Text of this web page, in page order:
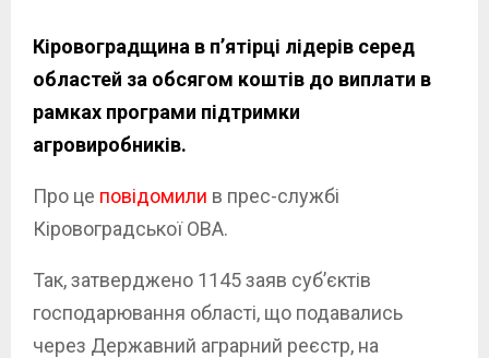
Кіровоградщина в п’ятірці лідерів серед
областей за обсягом коштів до виплати в
рамках програми підтримки
агровиробників.
Про це повідомили в прес-службі
Кіровоградської ОВА.
Так, затверджено 1145 заяв суб’єктів
господарювання області, що подавались
через Державний аграрний реєстр, на